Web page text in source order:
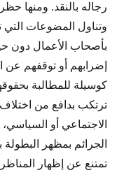
رجاله بالنقد. ومنها
وتناول المضوعات التي
بأصحاب الأعمال دون
إضرابهم أو توقفهم عن
كوسيلة للمطالبة
ترتكب بدافع من
الاجتماعي أو
الجرائم بمظهر
تمتنع عن إظهار